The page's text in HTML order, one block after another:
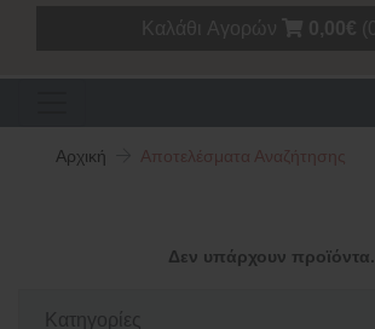
Αρχική Αποτελέσματα Αναζήτησης
Κατηγορίες
Δεν υπάρχουν προϊόντα.